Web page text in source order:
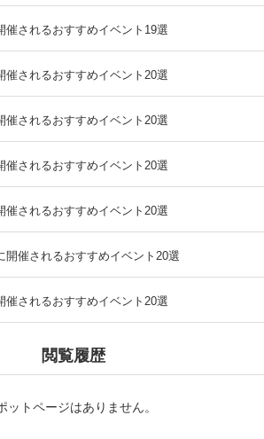
催されるおすすめイベント19選
催されるおすすめイベント20選
催されるおすすめイベント20選
催されるおすすめイベント20選
催されるおすすめイベント20選
開催されるおすすめイベント20選
催されるおすすめイベント20選
閲覧履歴
トページはありません。